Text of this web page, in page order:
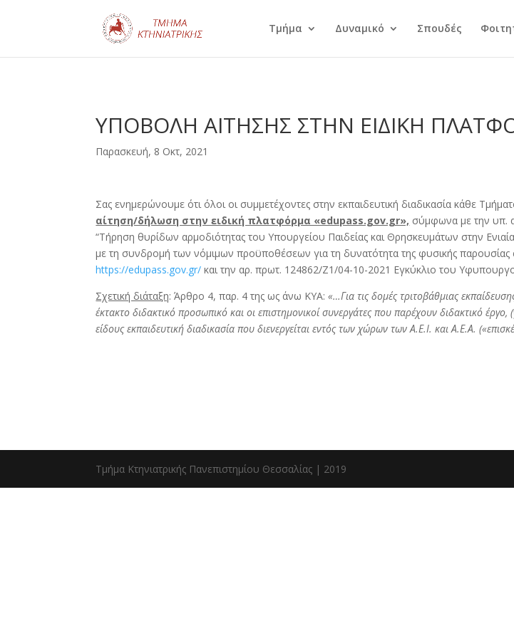
Τμήμα Δυναμικό Σπουδές
ΥΠΟΒΟΛΗ ΑΙΤΗΣΗΣ ΣΤΗΝ ΕΙΔΙΚΗ
Παρασκευή, 8 Οκτ, 2021
Σας ενημερώνουμε ότι όλοι οι συμμετέχοντες στην εκπαιδευτική διαδικασία κάθε
αίτηση/δήλωση στην ειδική πλατφόρμα «edupass.gov.gr», σύμφωνα με την υπ.
“Τήρηση θυρίδων αρμοδιότητας του Υπουργείου Παιδείας και Θρησκευμάτων στην
με τη συνδρομή των νόμιμων προϋποθέσεων για τη δυνατότητα της φυσικής παρουσίας
https://edupass.gov.gr/ και την αρ. πρωτ. 124862/Ζ1/04-10-2021 Εγκύκλιο του
Σχετική διάταξη: Άρθρο 4, παρ. 4 της ως άνω ΚΥΑ:«…Για τις δομές τριτοβάθμιας
έκτακτο διδακτικό προσωπικό και οι επιστημονικοί συνεργάτες που παρέχουν διδακτικό
είδους εκπαιδευτική διαδικασία που διενεργείται εντός των χώρων των Α.Ε.Ι. και Α.Ε.Α.
Τμήμα Κτηνιατρικής Πανεπιστημίου Θεσσαλίας | 2019